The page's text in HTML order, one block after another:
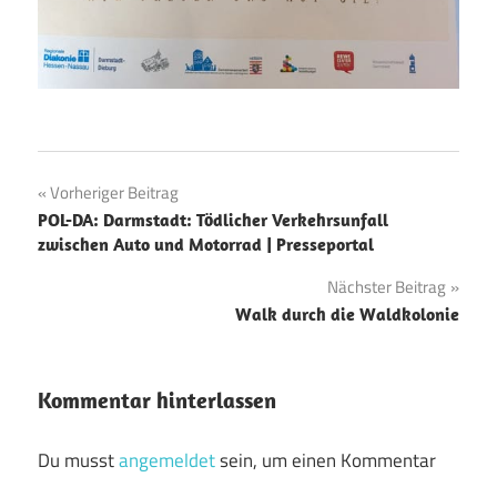
Beitragsnavigation
Vorheriger Beitrag
POL-DA: Darmstadt: Tödlicher Verkehrsunfall
zwischen Auto und Motorrad | Presseportal
Nächster Beitrag
Walk durch die Waldkolonie
Kommentar hinterlassen
Du musstangemeldetsein, um einen Kommentar